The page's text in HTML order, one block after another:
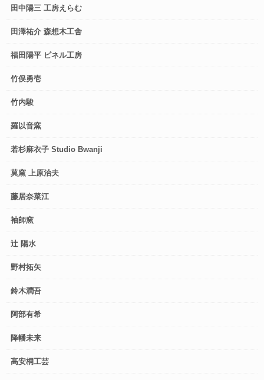
田中陽三 工房えらむ
田澤祐介 森想木工舎
福田陽平 ピネル工房
竹俣勇壱
竹内駿
羅以音窯
若杉麻衣子 Studio Bwanji
莫窯 上原治夫
藤居奈菜江
袖師窯
辻 陽水
野村拓矢
鈴木潤吾
阿部有希
降幡未来
高安桐工芸